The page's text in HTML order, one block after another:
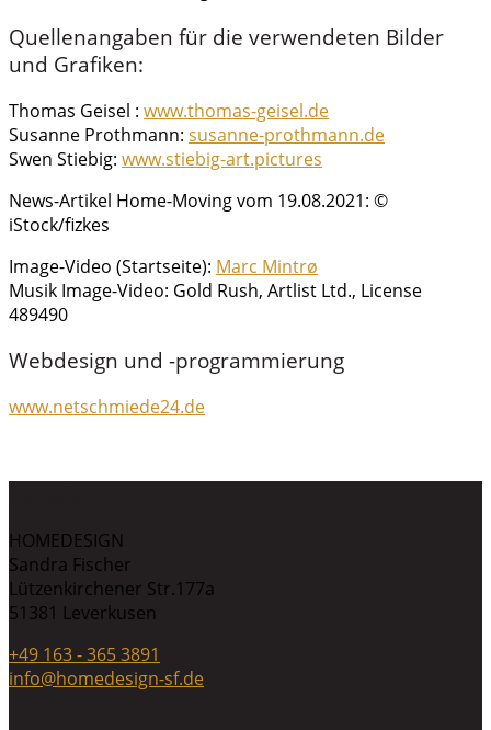
Quellenangaben für die verwendeten Bilder
und Grafiken:
Thomas Geisel : www.thomas-geisel.de
Susanne Prothmann: susanne-prothmann.de
Swen Stiebig: www.stiebig-art.pictures
News-Artikel Home-Moving vom 19.08.2021: ©
iStock/fizkes
Image-Video (Startseite): Marc Mintrø
Musik Image-Video: Gold Rush, Artlist Ltd., License
489490
Webdesign und -programmierung
www.netschmiede24.de
HOMEDESIGN
Sandra Fischer
Lützenkirchener Str.177a
51381 Leverkusen
+49 163 - 365 3891
info@homedesign-sf.de